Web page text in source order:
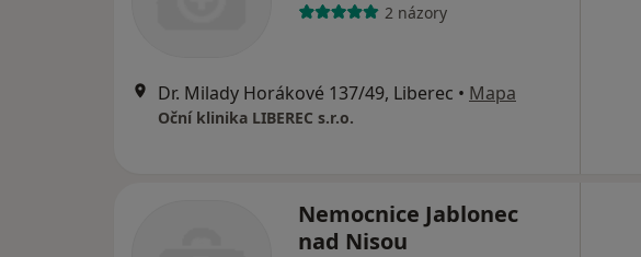
2 názory
Dr. Milady Horákové 137/49, Liberec • Mapa
Oční klinika LIBEREC s.r.o.
Nemocnice Jablonec
nad Nisou